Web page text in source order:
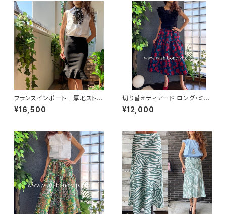
フランスインポート｜厚地ストレ
ッチ マーメイドスカート・ タイト
スカート/ブラック
¥16,500
切り替えティアード ロング・ミデ
ィアム丈スカート｜ブラック＆レ
ッド・ブルーフラワー
¥12,000